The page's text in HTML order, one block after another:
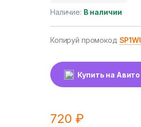
Наличие: В наличии
Копируй промокод
Купить на Авито
720₽